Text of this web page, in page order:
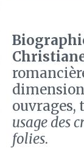
usage des
folies.